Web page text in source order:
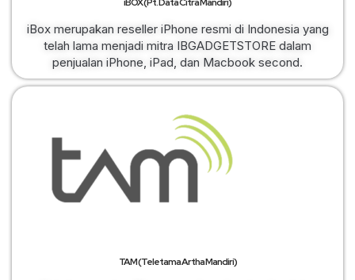
iBox merupakan reseller iPhone resmi di Indonesia yang
telah lama menjadi mitra IBGADGETSTORE dalam
penjualan iPhone, iPad, dan Macbook second.
TAM (Teletama Artha Mandiri)